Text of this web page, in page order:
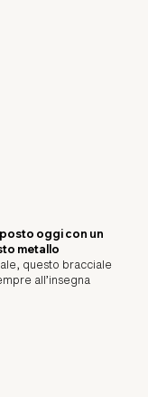
oggi con un
metallo
questo bracciale
all’insegna